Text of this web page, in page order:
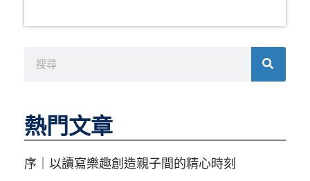
熱門文章
序｜以讀寫樂趣創造親子間的精心時刻